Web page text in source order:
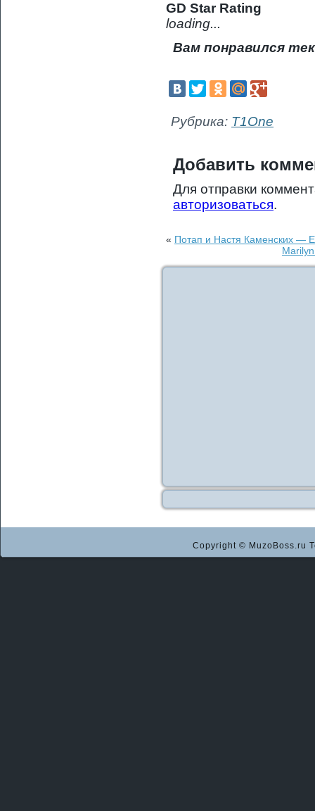
GD Star Rating
loading...
Вам понравился
Рубрика: T1One
Добавить
Для отправки
авторизоваться.
« Потап и Настя Каменских —
Copyright © MuzoBoss.ru